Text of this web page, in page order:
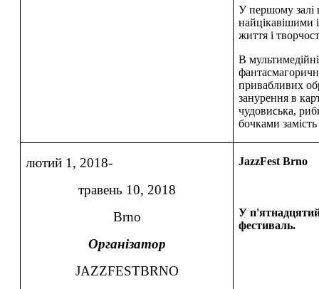
У першому залі
найцікавішими
життя і
В
привабливих
занурення в
чудовиська,
бочками
лютий 1, 2018-
травень 10, 2018
Brno
Організатор
JAZZFESTBRNO
JazzFest Brno
У
фестиваль.